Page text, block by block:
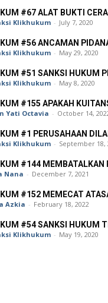
#67 ALAT BUKTI
Klikhukum - July 7, 2020
#56 ANCAMAN
Klikhukum - May 29, 2020
#51 SANKSI HUKUM
Klikhukum - May 8, 2020
#155 APAKAH
Yati Octavia - October 14,
#1 PERUSAHAAN
Klikhukum - September 18,
#144 MEMBATALKAN
Nana - December 7, 2021
#152 MEMECAT
Azkia - February 18, 2022
#54 SANKSI HUKUM
Klikhukum - May 19, 2020